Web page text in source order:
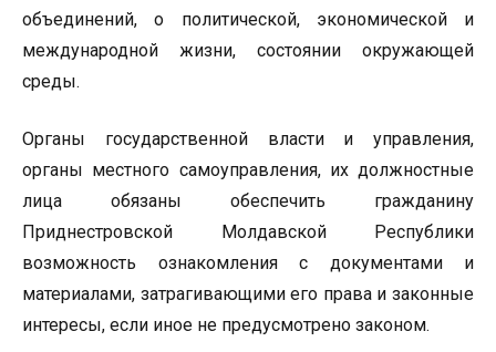
объединений, о политической, экономической и
международной жизни, состоянии окружающей
среды.
Органы государственной власти и управления,
органы местного самоуправления, их должностные
лица обязаны обеспечить гражданину
Приднестровской Молдавской Республики
возможность ознакомления с документами и
материалами, затрагивающими его права и законные
интересы, если иное не предусмотрено законом.